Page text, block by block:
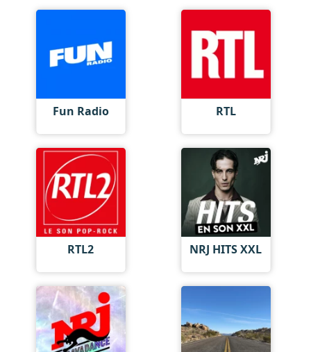
Fun Radio RTL
RTL2 NRJ HITS XXL